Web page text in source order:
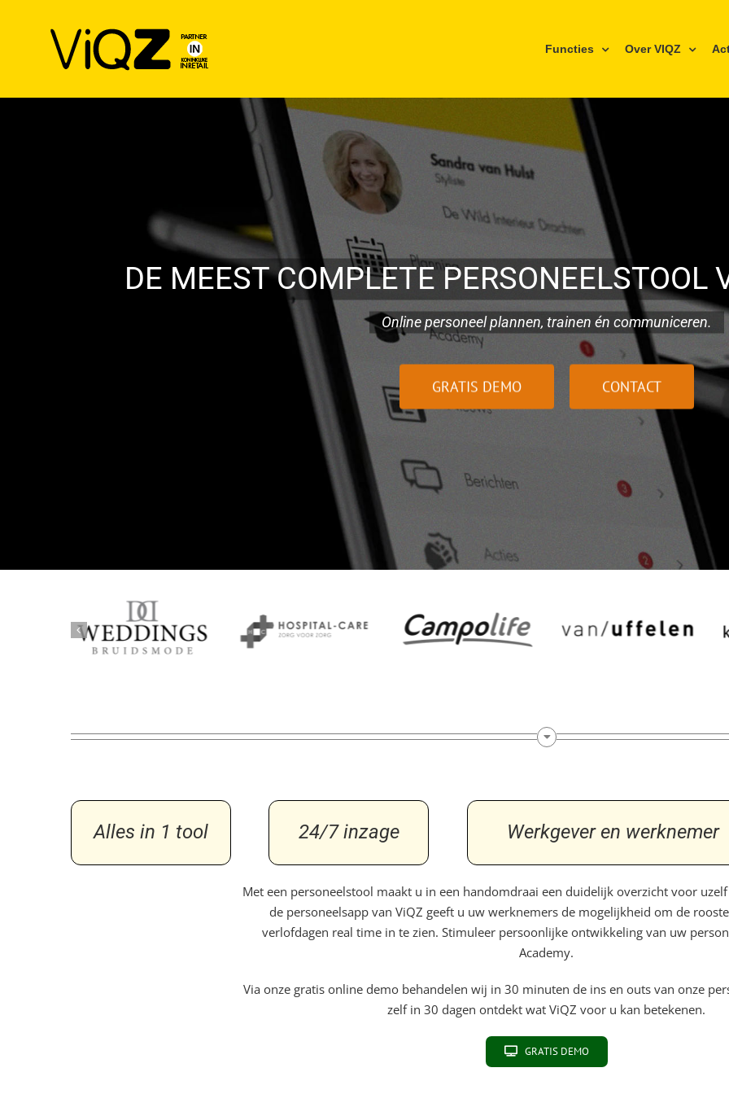
Functies Over VIQZ
DE MEEST COMPLETE PERSONEELSTOOL
Online personeel plannen, trainen én communiceren.
GRATIS DEMO CONTACT
Alles in 1 tool 24/7 inzage Werkgever en werknemer
Met een personeelstool maakt u in een handomdraai een duidelijk overzicht voor
de personeelsapp van ViQZ geeft u uw werknemers de mogelijkheid om de
verlofdagen real time in te zien. Stimuleer persoonlijke ontwikkeling van uw
Academy.
Via onze gratis online demo behandelen wij in 30 minuten de ins en outs van onze
zelf in 30 dagen ontdekt wat ViQZ voor u kan betekenen.
GRATIS DEMO